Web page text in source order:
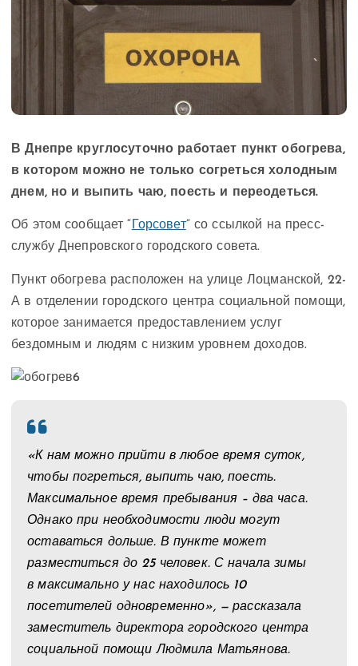
В Днепре круглосуточно работает пункт обогрева,
в котором можно не только согреться холодным
днем, но и выпить чаю, поесть и переодеться.
Об этом сообщает “Горсовет” со ссылкой на пресс-
службу Днепровского городского совета.
Пункт обогрева расположен на улице Лоцманской, 22-
А в отделении городского центра социальной помощи,
которое занимается предоставлением услуг
бездомным и людям с низким уровнем доходов.
«К нам можно прийти в любое время суток,
чтобы погреться, выпить чаю, поесть.
Максимальное время пребывания – два часа.
Однако при необходимости люди могут
оставаться дольше. В пункте может
разместиться до 25 человек. С начала зимы
в максимально у нас находилось 10
посетителей одновременно», — рассказала
заместитель директора городского центра
социальной помощи Людмила Матьянова.